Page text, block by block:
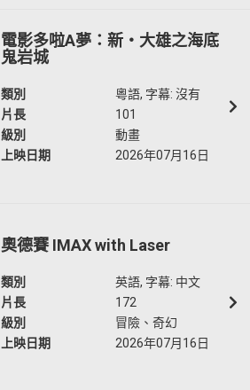
電影多啦A夢：新・大雄之海底
鬼岩城
類別
粵語, 字幕: 沒有
片長
101
級別
動畫
上映日期
2026年07月16日
奧德賽 IMAX with Laser
類別
英語, 字幕: 中文
片長
172
級別
冒險、奇幻​
上映日期
2026年07月16日